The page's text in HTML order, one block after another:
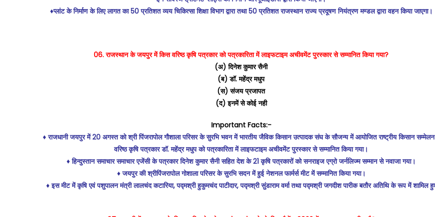
♦️प्लांट के निर्माण के लिए लागत का 50 प्रतिशत व्यय चिकित्सा शिक्षा विभाग द्वारा तथा 50 प्रतिशत राजस्थान राज्य प्रदूषण नियंत्रण मण्डल द्वारा वहन किया जाएगा।
06. राजस्थान के जयपुर में किस वरिष्ठ कृषि पत्रकार को पत्रकारिता में लाइफटाइम अचीवमेंट पुरस्कार से सम्मानित किया गया?
(अ) दिनेश कुमार सैनी
(ब) डॉ. महेंद्र मधुप
(स) संजय प्रजापत
(द) इनमें से कोई नही
Important Facts:-
♦️ राजधानी जयपुर में 20 अगस्त को श्री पिंजरापोल गौशाला परिसर के सुरभि भवन में भारतीय जैविक किसान उत्पादक संघ के सौजन्य में आयोजित राष्ट्रीय किसान
वरिष्ठ कृषि पत्रकार डॉ. महेंद्र मधुप को पत्रकारिता में लाइफटाइम अचीवमेंट पुरस्कार से सम्मानित किया गया।
♦️ हिन्दुस्तान समाचार समाचार एजेंसी के पत्रकार दिनेश कुमार सैनी सहित देश के 21 कृषि पत्रकारों को सनराइज एग्रो जर्नलिज्म सम्मान से नवाजा गया।
♦️ जयपुर की श्रीपिंजरापोल गोशाला परिसर के सुरभि सदन में हुई नेशनल फार्मर्स मीट में सम्मानित किया गया।
♦️ इस मीट में कृषि एवं पशुपालन मंत्री लालचंद कटारिया, पद्मश्री हुकुमचंद पाटीदार, पद्मश्री सुंडाराम वर्मा तथा पद्मश्री जगदीश पारीक बतौर अतिथि के रूप में शामिल